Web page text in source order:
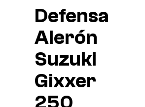
Defensa
Alerón
Suzuki
Gixxer